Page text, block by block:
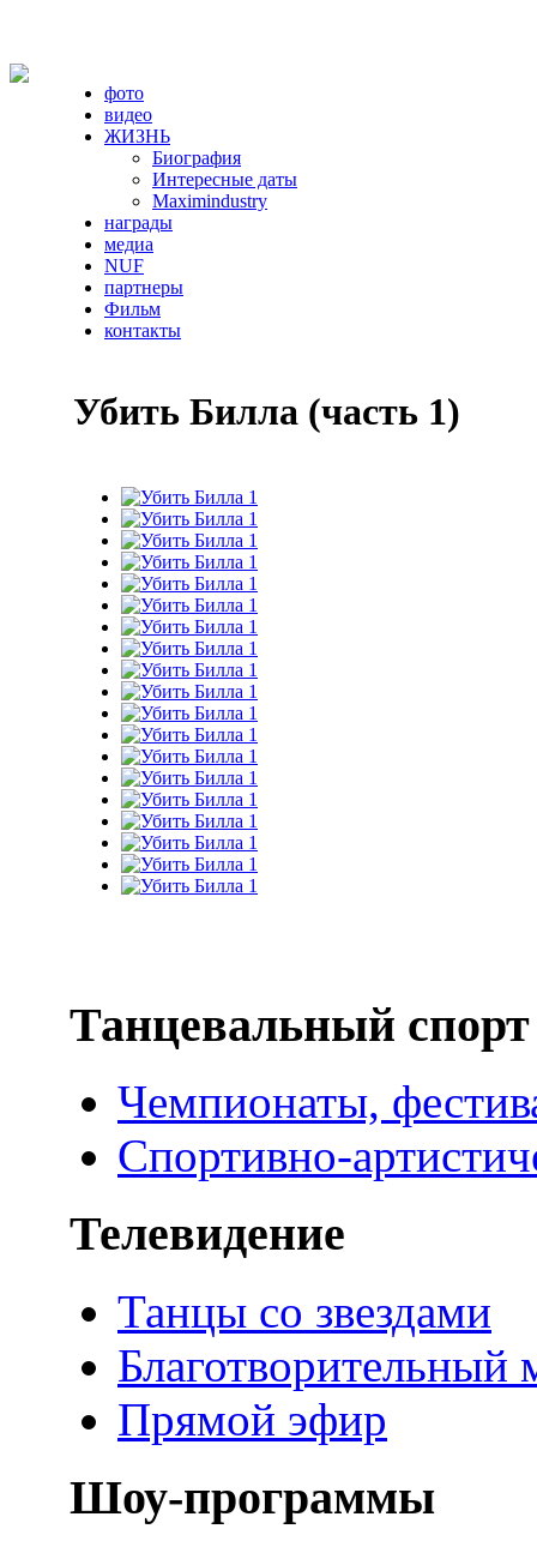
фото
видео
ЖИЗНЬ
Биография
Интересные даты
Maximindustry
награды
медиа
NUF
партнеры
Фильм
контакты
Убить Билла (часть 1)
Танцевальный спорт
Чемпионаты,
Спортивно-
Телевидение
Танцы со звездами
Благотворительный
Прямой эфир
Шоу-программы